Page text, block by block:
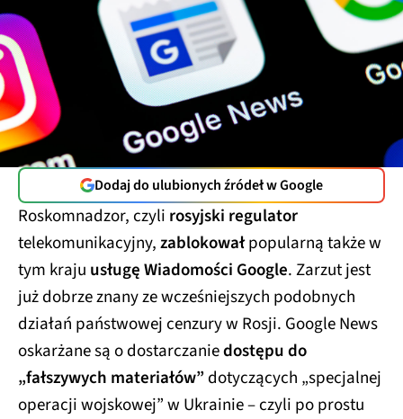
Dodaj do ulubionych źródeł w Google
Roskomnadzor, czyli rosyjski regulator
telekomunikacyjny,zablokowałpopularną także w
tym kraju usługę Wiadomości Google. Zarzut jest
już dobrze znany ze wcześniejszych podobnych
działań państwowej cenzury w Rosji. Google News
oskarżane są o dostarczaniedostępu do
„fałszywych materiałów” dotyczących „specjalnej
operacji wojskowej” w Ukrainie – czyli po prostu